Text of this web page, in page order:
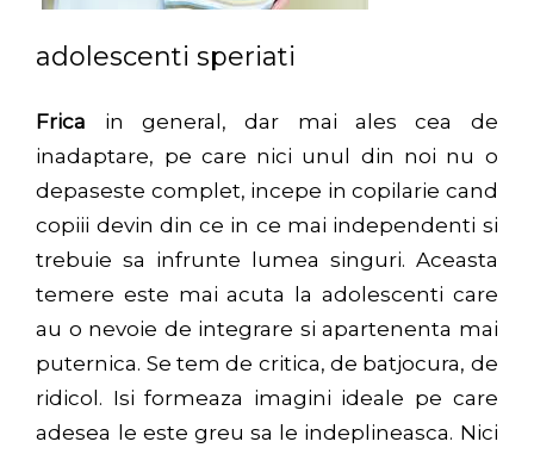
adolescenti speriati
Frica in general, dar mai ales cea
de
inadaptare, pe care nici unul din noi nu o
depaseste complet, incepe in copilarie cand
copiii devin din ce in ce mai independenti si
trebuie sa infrunte lumea singuri. Aceasta
temere este mai acuta la adolescenti care
au o nevoie de integrare si apartenenta mai
puternica. Se tem de critica, de batjocura, de
ridicol. Isi formeaza imagini ideale pe care
adesea le este greu sa le indeplineasca. Nici